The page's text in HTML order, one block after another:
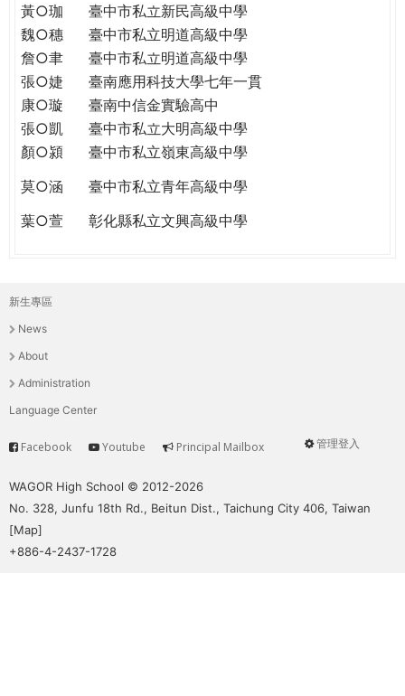
黃○珈
臺中市私立新民高級中學
魏○穗
臺中市私立明道高級中學
詹○聿
臺中市私立明道高級中學
張○婕
臺南應用科技大學七年一貫
康○璇
臺南中信金實驗高中
張○凱
臺中市私立大明高級中學
顏○潁
臺中市私立嶺東高級中學
莫○涵
臺中市私立青年高級中學
葉○萱
彰化縣私立文興高級中學
主
選
單
新生專區
News
About
Administration
Language Center
User
管理登入
Service
Facebook Youtube Principal Mailbox
WAGOR High School © 2012-2026
No. 328, Junfu 18th Rd., Beitun Dist., Taichung City 406, Taiwan
[Map]
+886-4-2437-1728